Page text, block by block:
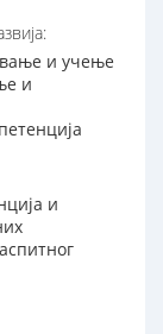
и учење
и
и